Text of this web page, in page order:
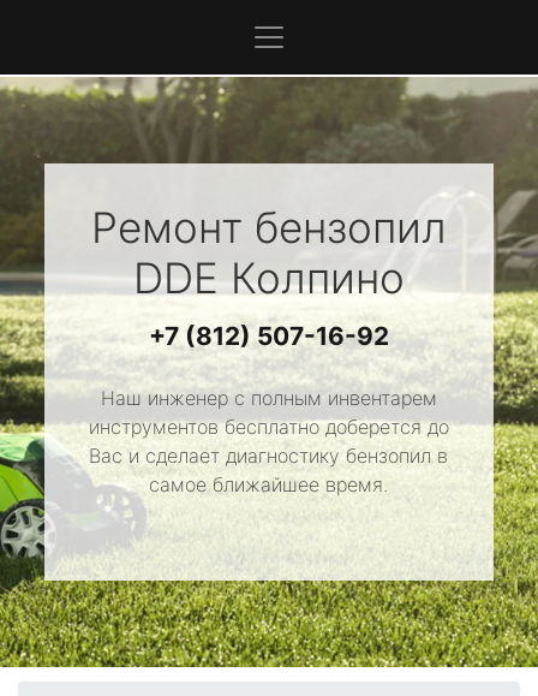
Ремонт бензопил
DDEКолпино
+7 (812) 507-16-92
Наш инженер с полным инвентарем
инструментов бесплатно доберется до
Вас и сделает диагностику бензопил в
самое ближайшее время.